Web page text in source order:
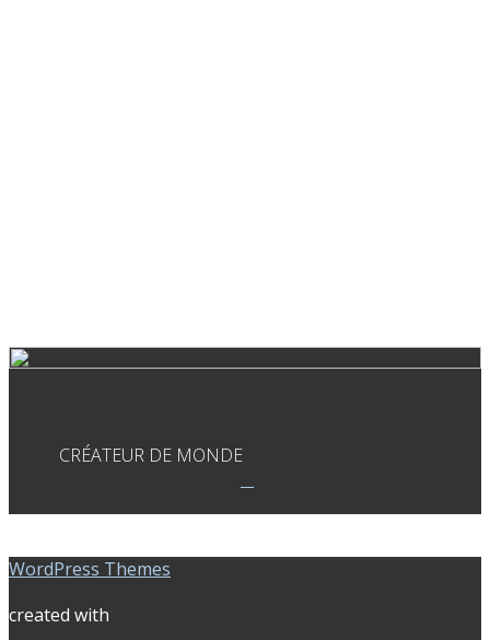
CRÉATEUR DE MONDE
WordPress Themes
created with